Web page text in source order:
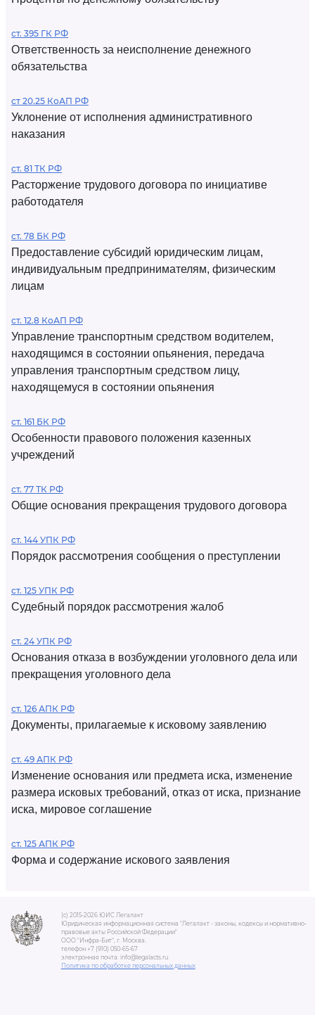
ст. 395 ГК РФ
Ответственность за неисполнение денежного
обязательства
ст 20.25 КоАП РФ
Уклонение от исполнения административного
наказания
ст. 81 ТК РФ
Расторжение трудового договора по инициативе
работодателя
ст. 78 БК РФ
Предоставление субсидий юридическим лицам,
индивидуальным предпринимателям, физическим
лицам
ст. 12.8 КоАП РФ
Управление транспортным средством водителем,
находящимся в состоянии опьянения, передача
управления транспортным средством лицу,
находящемуся в состоянии опьянения
ст. 161 БК РФ
Особенности правового положения казенных
учреждений
ст. 77 ТК РФ
Общие основания прекращения трудового договора
ст. 144 УПК РФ
Порядок рассмотрения сообщения о преступлении
ст. 125 УПК РФ
Судебный порядок рассмотрения жалоб
ст. 24 УПК РФ
Основания отказа в возбуждении уголовного дела или
прекращения уголовного дела
ст. 126 АПК РФ
Документы, прилагаемые к исковому заявлению
ст. 49 АПК РФ
Изменение основания или предмета иска, изменение
размера исковых требований, отказ от иска, признание
иска, мировое соглашение
ст. 125 АПК РФ
Форма и содержание искового заявления
(c) 2015-2026 ЮИС Легалакт
Юридическая информационная система "Легалакт - законы, кодексы и нормативно-
правовые акты Российской Федерации"
ООО "Инфра-Бит", г. Москва.
телефон +7 (910) 050-65-67
электронная почта: info@legalacts.ru
Политика по обработке персональных данных